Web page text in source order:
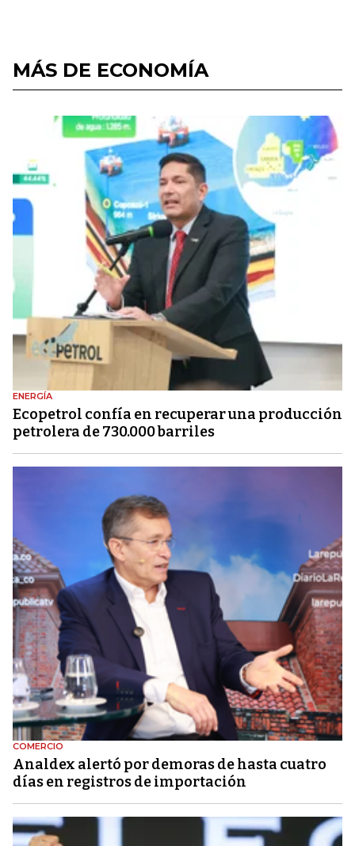
MÁS DE ECONOMÍA
ENERGÍA
Ecopetrol confía en recuperar una producción
petrolera de 730.000 barriles
COMERCIO
Analdex alertó por demoras de hasta cuatro
días en registros de importación